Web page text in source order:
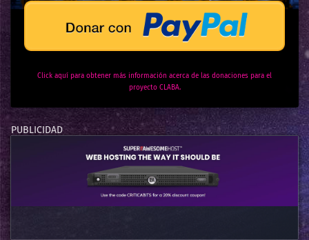
Click aquí para obtener más información acerca de las donaciones para el
proyecto CLABA.